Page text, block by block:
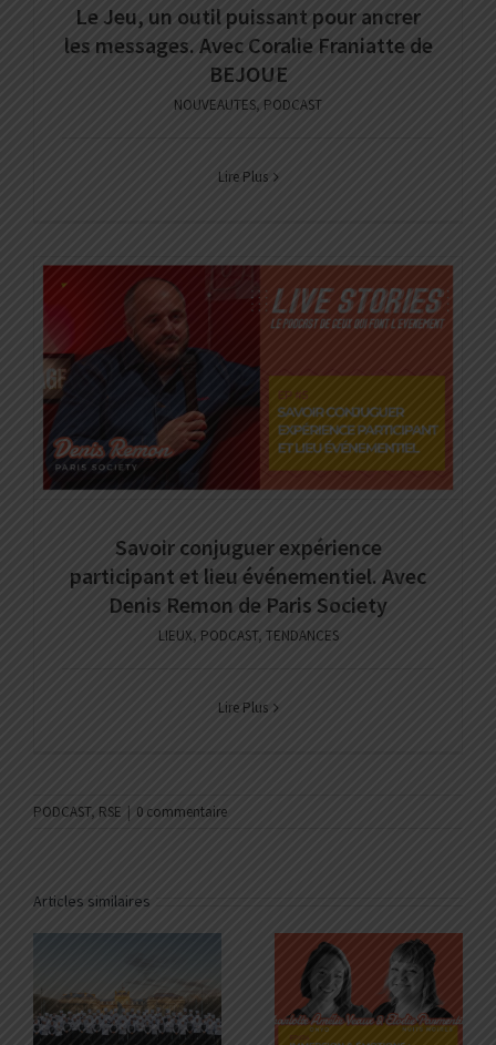
Le Jeu, un outil puissant pour ancrer
les messages. Avec Coralie Franiatte de
BEJOUE
NOUVEAUTES, PODCAST
Lire Plus
Savoir conjuguer expérience
participant et lieu événementiel. Avec
Denis Remon de Paris Society
LIEUX, PODCAST, TENDANCES
Lire Plus
PODCAST, RSE | 0 commentaire
Articles similaires